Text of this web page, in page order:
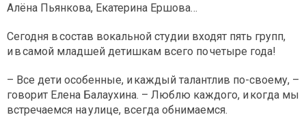
Алёна Пьянкова, Екатерина Ершова…
Сегодня в состав вокальной студии входят пять групп,
и в самой младшей детишкам всего по четыре года!
– Все дети особенные, и каждый талантлив по-своему, –
говорит Елена Балаухина. – Люблю каждого, и когда мы
встречаемся на улице, всегда обнимаемся.